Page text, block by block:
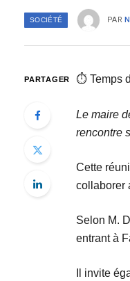
SOCIÉTÉ PAR
PARTAGER ⏱ Temps
Le maire
rencontre
Cette
collaborer
Selon M.
entrant à
Il invite